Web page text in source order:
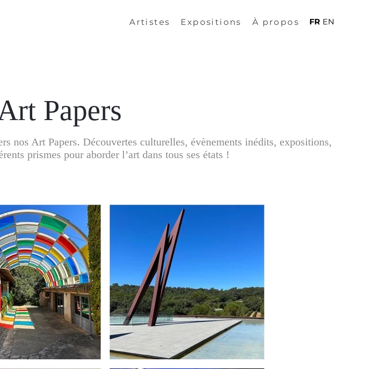
Artistes Expositions À propos FR EN
Papers
nos Art Papers. Découvertes culturelles, évènements inédits, expositions,
prismes pour aborder l’art dans tous ses états !